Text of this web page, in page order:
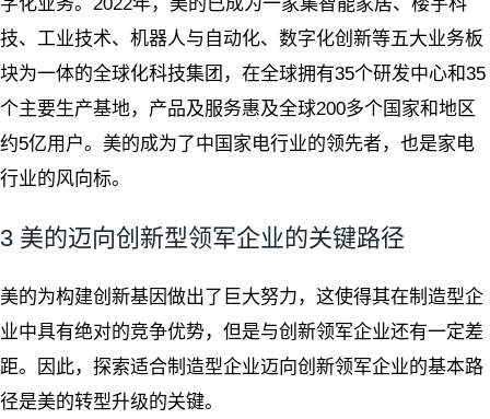
技、工业技术、机器人与自动化、数字化创新等五大业务板
块为一体的全球化科技集团，在全球拥有35个研发中心和35
个主要生产基地，产品及服务惠及全球200多个国家和地区
约5亿用户。美的成为了中国家电行业的领先者，也是家电
行业的风向标。
3 美的迈向创新型领军企业的关键路径
美的为构建创新基因做出了巨大努力，这使得其在制造型企
业中具有绝对的竞争优势，但是与创新领军企业还有一定差
距。因此，探索适合制造型企业迈向创新领军企业的基本路
径是美的转型升级的关键。